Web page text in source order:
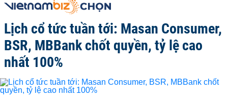
Lịch cổ tức tuần tới: Masan Consumer,
BSR, MBBank chốt quyền, tỷ lệ cao
nhất 100%